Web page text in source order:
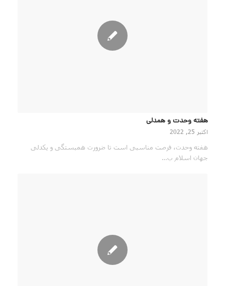
هفته وحدت و همدلی
اکتبر 25, 2022
هفته وحدت، فرصت مناسبی است تا ضرورت همبستگی و یکدلی
جهان اسلام ب…